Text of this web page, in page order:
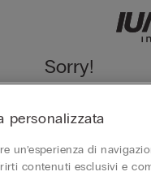
Sorry!
personalizzata
un’esperienza di
contenuti esclusivi e